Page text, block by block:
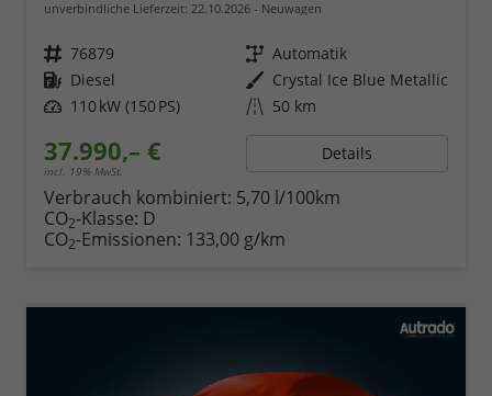
unverbindliche Lieferzeit: 22.10.2026 Neuwagen
Fahrzeugnr. 76879 Getriebe Automatik
Kraftstoff Diesel Außenfarbe Crystal Ice Blue Metallic
Leistung 110 kW (150 PS) Kilometerstand 50 km
37.990,– €
incl. 19% MwSt.
Details
Verbrauch kombiniert: 5,70 l/100km
CO2-Klasse: D
CO2-Emissionen: 133,00 g/km